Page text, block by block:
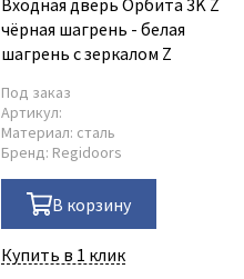
Входная дверь Орбита 3K Z
чёрная шагрень - белая
шагрень с зеркалом Z
Под заказ
Артикул:
Материал: сталь
Бренд: Regidoors
В корзину
Купить в 1 клик